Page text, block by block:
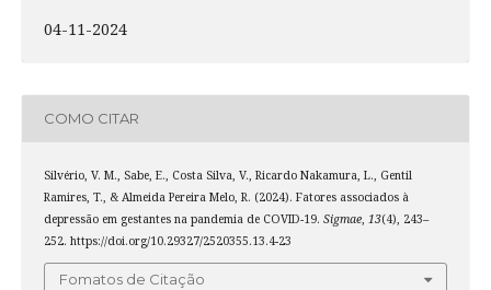
04-11-2024
COMO CITAR
Silvério, V. M., Sabe, E., Costa Silva, V., Ricardo Nakamura, L., Gentil
Ramires, T., & Almeida Pereira Melo, R. (2024). Fatores associados à
depressão em gestantes na pandemia de COVID-19. Sigmae, 13(4), 243–
252. https://doi.org/10.29327/2520355.13.4-23
Fomatos de Citação